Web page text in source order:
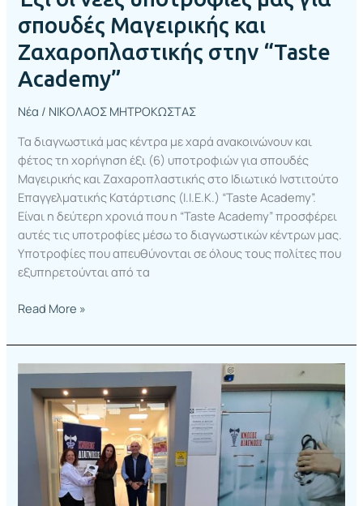
σπουδές Μαγειρικής και
Ζαχαροπλαστικής στην “Taste
Academy”
Νέα / ΝΙΚΟΛΑΟΣ ΜΗΤΡΟΚΩΣΤΑΣ
Τα διαγνωστικά μας κέντρα με χαρά ανακοινώνουν και
φέτος τη χορήγηση έξι (6) υποτροφιών για σπουδές
Μαγειρικής και Ζαχαροπλαστικής στο Ιδιωτικό Ινστιτούτο
Επαγγελματικής Κατάρτισης (Ι.Ι.Ε.Κ.) “Taste Academy”.
Είναι η δεύτερη χρονιά που η “Taste Academy” προσφέρει
αυτές τις υποτροφίες μέσω το διαγνωστικών κέντρων μας.
Υποτροφίες που απευθύνονται σε όλους τους πολίτες που
εξυπηρετούνται από τα
Read More »
Υποτροφία
αλλαγής
επαγγελματικής
πορείας
ζωής,